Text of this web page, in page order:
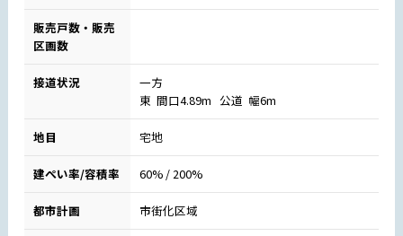
販売戸数・販売
区画数
接道状況
一方
東 間口4.89m 公道 幅6m
地目 宅地
建ぺい率/容積率 60% / 200%
都市計画 市街化区域